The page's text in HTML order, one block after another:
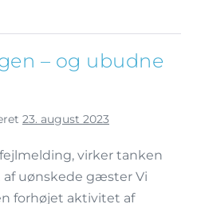
– og ubudne
23. august 2023
virker tanken
uønskede gæster Vi
forhøjet aktivitet af